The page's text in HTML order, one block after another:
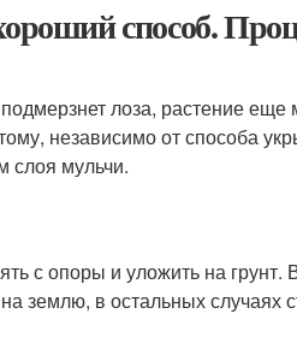
способ.
лоза, растение
независимо от способа
слоя мульчи.
с опоры и уложить на грунт.
землю, в остальных случаях